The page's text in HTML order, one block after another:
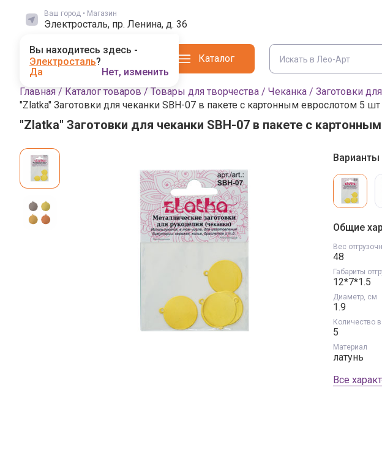
Ваш город • Магазин
Электросталь, пр. Ленина, д. 36
Вы находитесь здесь -
Электросталь?
Да
Нет, изменить
Каталог
Главная / Каталог товаров / Товары для творчества / Чеканка / Заготовки
"Zlatka" Заготовки для чеканки SBH-07 в пакете с картонным еврослотом 5
"Zlatka" Заготовки для чеканки SBH-07 в пакете с
Варианты
Общие
Вес
48
Габариты
12*7*1.5
Диаметр, см
1.9
Количество
5
Материал
латунь
Все
Фото товара
Эл. почта
Пароль
Запомнить меня
Войти
Выбор магазина
Выбранный магазин влияет на наличие и цены в каталоге
Поиск по городам
Пролетарск
Магазинов: 1
Самара